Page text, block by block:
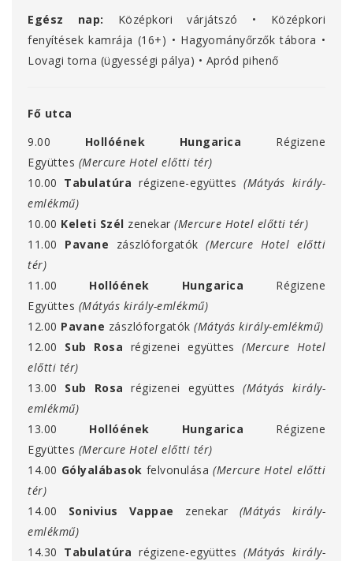
Egész nap:
Középkori várjátszó • Középkori
fenyítések kamrája (16+) • Hagyományőrzők tábora •
Lovagi torna (ügyességi pálya) • Apród pihenő
Fő utca
9.00
Hollóének Hungarica
Régizene
Együttes (Mercure Hotel előtti tér)
10.00 Tabulatúra régizene-együttes (Mátyás király-
emlékmű)
10.00 Keleti Szél zenekar (Mercure Hotel előtti tér)
11.00
Pavane zászlóforgatók (Mercure Hotel előtti
tér)
11.00
Hollóének Hungarica
Régizene
Együttes (Mátyás király-emlékmű)
12.00 Pavane zászlóforgatók (Mátyás király-emlékmű)
12.00
Sub Rosa régizenei együttes (Mercure Hotel
előtti tér)
13.00
Sub Rosa régizenei együttes (Mátyás király-
emlékmű)
13.00
Hollóének Hungarica
Régizene
Együttes (Mercure Hotel előtti tér)
14.00 Gólyalábasok felvonulása (Mercure Hotel előtti
tér)
14.00
Sonivius Vappae zenekar
(Mátyás király-
emlékmű)
14.30 Tabulatúra régizene-együttes (Mátyás király-